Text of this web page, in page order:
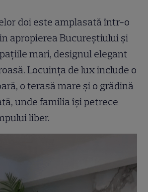
doi este amplasată într-o
apropierea Bucureștiului și
mari, designul elegant
Locuința de lux include o
o terasă mare și o grădină
unde familia își petrece
liber.